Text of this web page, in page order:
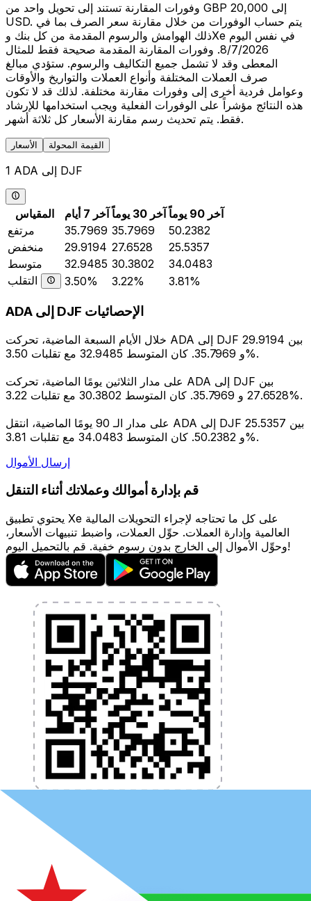
وفورات المقارنة تستند إلى تحويل واحد من GBP 20,000 إلى
USD. يتم حساب الوفورات من خلال مقارنة سعر الصرف بما في
ذلك الهوامش والرسوم المقدمة من كل بنك وXe في نفس اليوم
8/7/2026. وفورات المقارنة المقدمة صحيحة فقط للمثال
المعطى وقد لا تشمل جميع التكاليف والرسوم. ستؤدي مبالغ
صرف العملات المختلفة وأنواع العملات والتواريخ والأوقات
وعوامل فردية أخرى إلى وفورات مقارنة مختلفة. لذلك قد لا تكون
هذه النتائج مؤشراً على الوفورات الفعلية ويجب استخدامها للإرشاد
فقط. يتم تحديث رسم مقارنة الأسعار كل ثلاثة أشهر.
الأسعار القيمة المحولة
1 ADA إلى DJF
المقياس آخر 7 أيام آخر 30 يوماً
آخر 90 يوماً
مرتفع
35.7969 35.7969
50.2382
منخفض
29.9194 27.6528
25.5357
متوسط
32.9485 30.3802
34.0483
التقلب
3.50% 3.22% 3.81%
ADA إلى DJF الإحصائيات
خلال الأيام السبعة الماضية، تحركت ADA إلى DJF بين 29.9194
و 35.7969. كان المتوسط 32.9485 مع تقلبات 3.50%.
على مدار الثلاثين يومًا الماضية، تحركت ADA إلى DJF بين
27.6528 و 35.7969. كان المتوسط 30.3802 مع تقلبات 3.22%.
على مدار الـ 90 يومًا الماضية، انتقل ADA إلى DJF بين 25.5357
و 50.2382. كان المتوسط 34.0483 مع تقلبات 3.81%.
إرسال الأموال
قم بإدارة أموالك وعملاتك أثناء التنقل
يحتوي تطبيق Xe على كل ما تحتاجه لإجراء التحويلات المالية
العالمية وإدارة العملات. حوِّل العملات، واضبط تنبيهات الأسعار،
وحوِّل الأموال إلى الخارج بدون رسوم خفية. قم بالتحميل اليوم!